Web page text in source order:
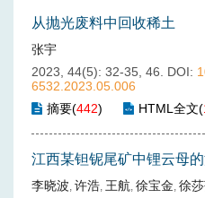
从抛光废料中回收稀土
张宇
2023, 44(5): 32-35, 46.
DOI:
6532.2023.05.006
摘要(442) HTML全文(
江西某钽铌尾矿中锂云母
李晓波, 许浩, 王航, 徐宝金, 徐